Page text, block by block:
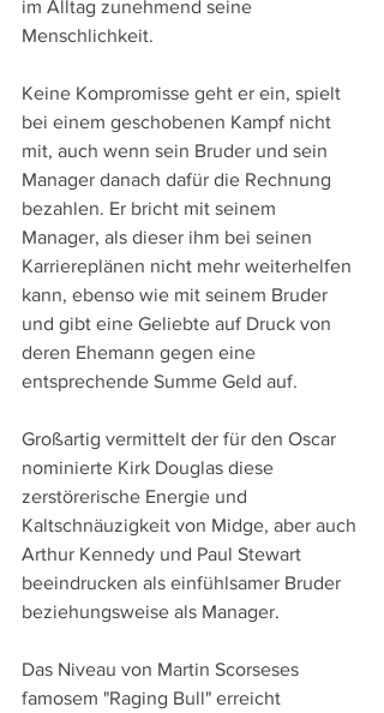
im Alltag zunehmend seine
Menschlichkeit.
Keine Kompromisse geht er ein, spielt
bei einem geschobenen Kampf nicht
mit, auch wenn sein Bruder und sein
Manager danach dafür die Rechnung
bezahlen. Er bricht mit seinem
Manager, als dieser ihm bei seinen
Karriereplänen nicht mehr weiterhelfen
kann, ebenso wie mit seinem Bruder
und gibt eine Geliebte auf Druck von
deren Ehemann gegen eine
entsprechende Summe Geld auf.
Großartig vermittelt der für den Oscar
nominierte Kirk Douglas diese
zerstörerische Energie und
Kaltschnäuzigkeit von Midge, aber auch
Arthur Kennedy und Paul Stewart
beeindrucken als einfühlsamer Bruder
beziehungsweise als Manager.
Das Niveau von Martin Scorseses
famosem "Raging Bull" erreicht